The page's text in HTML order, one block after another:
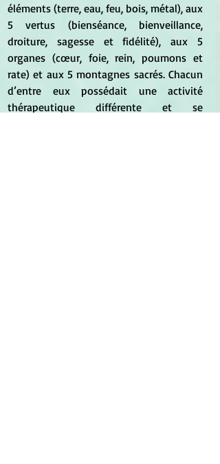
éléments (terre, eau, feu, bois, métal), aux
5 vertus (bienséance, bienveillance,
droiture, sagesse et fidélité), aux 5
organes (cœur, foie, rein, poumons et
rate) et aux 5 montagnes sacrés. Chacun
d’entre eux possédait une activité
thérapeutique différente et se